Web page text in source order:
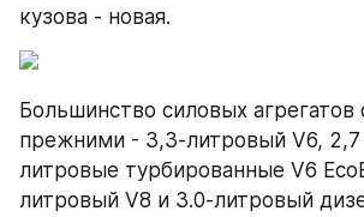
кузова - новая.
Большинство силовых агрегатов
прежними - 3,3-литровый V6, 2,7
литровые турбированные V6
литровый V8 и 3.0-литровый